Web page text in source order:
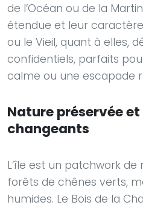
de l’Océan ou de la
étendue et leur
ou le Vieil, quant à elles,
confidentiels, parfaits
calme ou une escapade
Nature préservée
changeants
L’île est un patchwork de
forêts de chênes verts,
humides. Le Bois de la